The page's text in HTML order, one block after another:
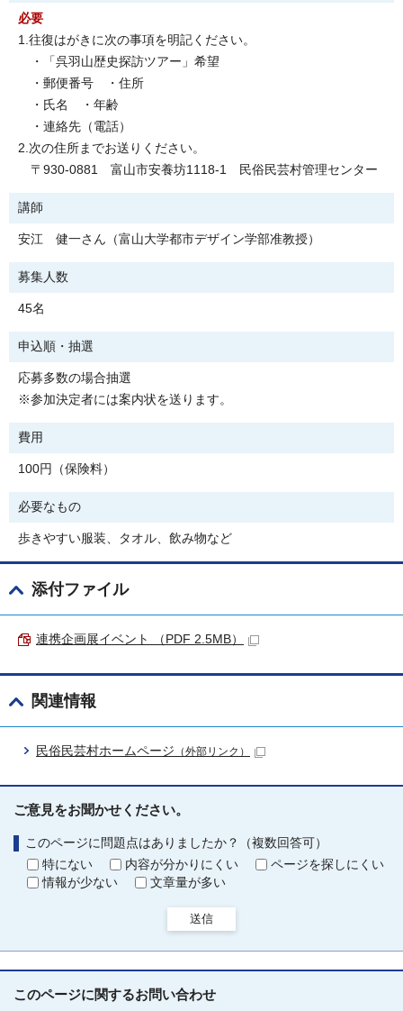
必要
1.往復はがきに次の事項を明記ください。
・「呉羽山歴史探訪ツアー」希望
・郵便番号 ・住所
・氏名 ・年齢
・連絡先（電話）
2.次の住所までお送りください。
〒930-0881 富山市安養坊1118-1 民俗民芸村管理センター
講師
安江 健一さん（富山大学都市デザイン学部准教授）
募集人数
45名
申込順・抽選
応募多数の場合抽選
※参加決定者には案内状を送ります。
費用
100円（保険料）
必要なもの
歩きやすい服装、タオル、飲み物など
添付ファイル
連携企画展イベント （PDF 2.5MB）
関連情報
民俗民芸村ホームページ （外部リンク）
ご意見をお聞かせください。
このページに問題点はありましたか？（複数回答可）
特にない
内容が分かりにくい
ページを探しにくい
情報が少ない
文章量が多い
送信
このページに関するお問い合わせ